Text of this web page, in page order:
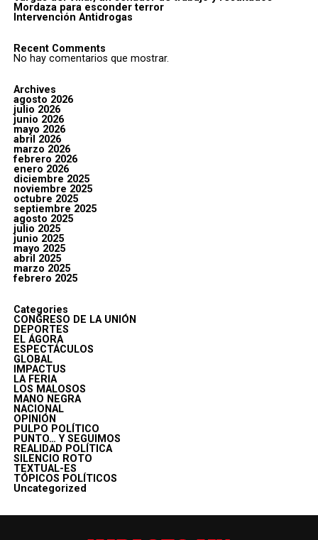
Mordaza para esconder terror
Intervención Antidrogas
Recent Comments
No hay comentarios que mostrar.
Archives
agosto 2026
julio 2026
junio 2026
mayo 2026
abril 2026
marzo 2026
febrero 2026
enero 2026
diciembre 2025
noviembre 2025
octubre 2025
septiembre 2025
agosto 2025
julio 2025
junio 2025
mayo 2025
abril 2025
marzo 2025
febrero 2025
Categories
CONGRESO DE LA UNIÓN
DEPORTES
EL ÁGORA
ESPECTÁCULOS
GLOBAL
IMPACTUS
LA FERIA
LOS MALOSOS
MANO NEGRA
NACIONAL
OPINIÓN
PULPO POLÍTICO
PUNTO… Y SEGUIMOS
REALIDAD POLÍTICA
SILENCIO ROTO
TEXTUAL-ES
TÓPICOS POLÍTICOS
Uncategorized